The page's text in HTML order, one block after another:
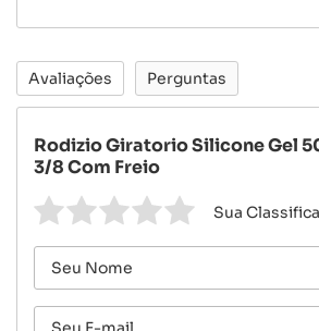
Avaliações Perguntas
Rodizio Giratorio Silicone Gel
3/8 Com Freio
Sua